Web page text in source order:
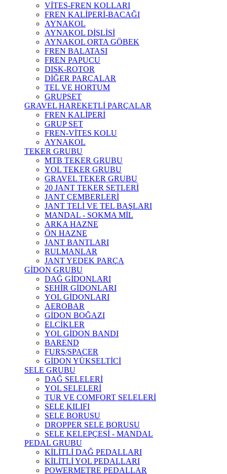
VİTES-FREN KOLLARI
FREN KALİPERİ-BACAĞI
AYNAKOL
AYNAKOL DİŞLİSİ
AYNAKOL ORTA GÖBEK
FREN BALATASI
FREN PAPUCU
DISK-ROTOR
DİĞER PARÇALAR
TEL VE HORTUM
GRUPSET
GRAVEL HAREKETLİ PARÇALAR
FREN KALİPERİ
GRUP SET
FREN-VİTES KOLU
AYNAKOL
TEKER GRUBU
MTB TEKER GRUBU
YOL TEKER GRUBU
GRAVEL TEKER GRUBU
20 JANT TEKER SETLERİ
JANT ÇEMBERLERİ
JANT TELİ VE TEL BAŞLARI
MANDAL - SOKMA MİL
ARKA HAZNE
ÖN HAZNE
JANT BANTLARI
RULMANLAR
JANT YEDEK PARÇA
GİDON GRUBU
DAĞ GİDONLARI
ŞEHİR GİDONLARI
YOL GİDONLARI
AEROBAR
GİDON BOĞAZI
ELCİKLER
YOL GİDON BANDI
BAREND
FURŞ/SPACER
GİDON YÜKSELTİCİ
SELE GRUBU
DAĞ SELELERİ
YOL SELELERİ
TUR VE COMFORT SELELERİ
SELE KILIFI
SELE BORUSU
DROPPER SELE BORUSU
SELE KELEPÇESİ - MANDAL
PEDAL GRUBU
KİLİTLİ DAĞ PEDALLARI
KİLİTLİ YOL PEDALLARI
POWERMETRE PEDALLAR